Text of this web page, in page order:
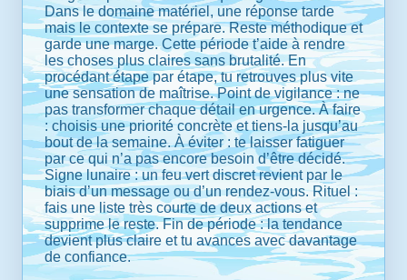
Dans le domaine matériel, une réponse tarde
mais le contexte se prépare. Reste méthodique et
garde une marge. Cette période t’aide à rendre
les choses plus claires sans brutalité. En
procédant étape par étape, tu retrouves plus vite
une sensation de maîtrise. Point de vigilance : ne
pas transformer chaque détail en urgence. À faire
: choisis une priorité concrète et tiens-la jusqu’au
bout de la semaine. À éviter : te laisser fatiguer
par ce qui n’a pas encore besoin d’être décidé.
Signe lunaire : un feu vert discret revient par le
biais d’un message ou d’un rendez-vous. Rituel :
fais une liste très courte de deux actions et
supprime le reste. Fin de période : la tendance
devient plus claire et tu avances avec davantage
de confiance.